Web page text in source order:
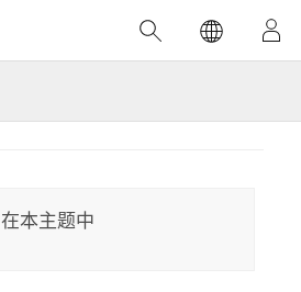
推荐书籍
在本主题中